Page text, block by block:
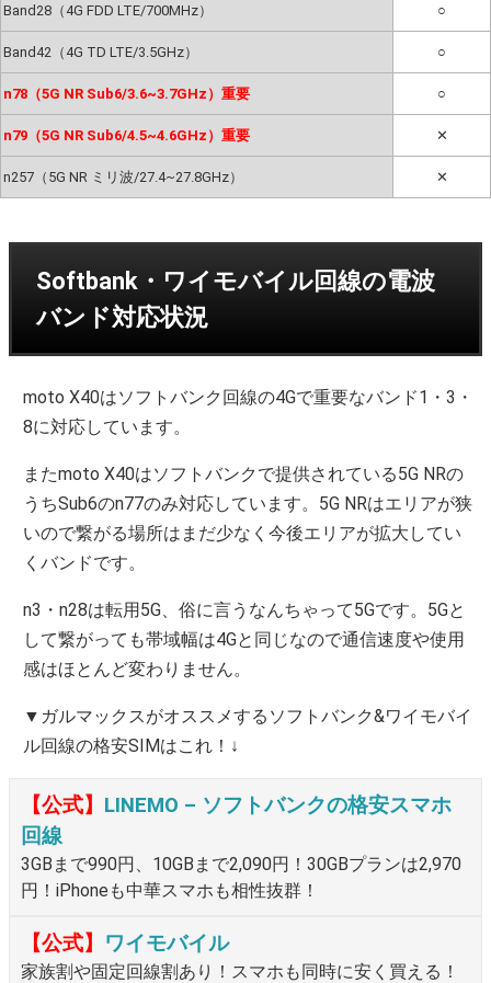
Band28（4G FDD LTE/700MHz） ○
Band42（4G TD LTE/3.5GHz） ○
n78（5G NR Sub6/3.6~3.7GHz）重要 ○
n79（5G NR Sub6/4.5~4.6GHz）重要 ✕
n257（5G NR ミリ波/27.4~27.8GHz） ✕
Softbank・ワイモバイル回線の電波
バンド対応状況
moto X40はソフトバンク回線の4Gで重要なバンド1・3・
8に対応しています。
またmoto X40はソフトバンクで提供されている5G NRの
うちSub6のn77のみ対応しています。5G NRはエリアが狭
いので繋がる場所はまだ少なく今後エリアが拡大してい
くバンドです。
n3・n28は転用5G、俗に言うなんちゃって5Gです。5Gと
して繋がっても帯域幅は4Gと同じなので通信速度や使用
感はほとんど変わりません。
▼ガルマックスがオススメするソフトバンク&ワイモバイ
ル回線の格安SIMはこれ！↓
【公式】 LINEMO – ソフトバンクの格安スマホ
回線
3GBまで990円、10GBまで2,090円！30GBプランは2,970
円！iPhoneも中華スマホも相性抜群！
【公式】 ワイモバイル
家族割や固定回線割あり！スマホも同時に安く買える！